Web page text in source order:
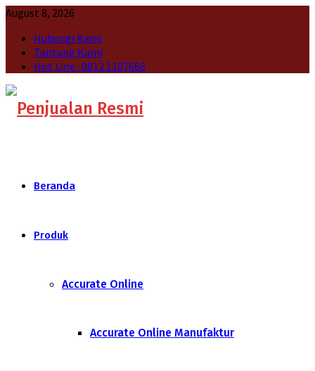
August 8, 2026
Hubungi Kami
Tantang Kami
Hot Line : 0812 1107666
Beranda
Produk
Accurate Online
Accurate Online Manufaktur